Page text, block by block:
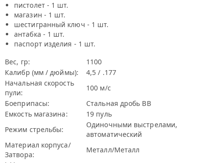
пистолет - 1 шт.
магазин - 1 шт.
шестигранный ключ - 1 шт.
антабка - 1 шт.
паспорт изделия - 1 шт.
Вес, гр:
1100
Калибр (мм / дюймы):
4,5 / .177
Начальная скорость
пули:
100 м/с
Боеприпасы:
Стальная дробь ВВ
Емкость магазина:
19 пуль
Режим стрельбы:
Одиночными выстрелами,
автоматический
Материал корпуса/
Затвора:
Металл/Металл